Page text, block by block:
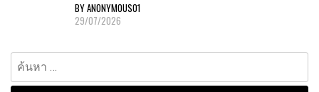
BY ANONYMOUS01
29/07/2026
ค้นหา
สำหรับ: